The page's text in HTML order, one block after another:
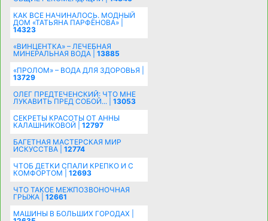
КАК ВСЕ НАЧИНАЛОСЬ. МОДНЫЙ
ДОМ «ТАТЬЯНА ПАРФЁНОВА» |
14323
«ВИНЦЕНТКА» – ЛЕЧЕБНАЯ
МИНЕРАЛЬНАЯ ВОДА | 13885
«ПРОЛОМ» – ВОДА ДЛЯ ЗДОРОВЬЯ |
13729
ОЛЕГ ПРЕДТЕЧЕНСКИЙ: ЧТО МНЕ
ЛУКАВИТЬ ПРЕД СОБОЙ... | 13053
СЕКРЕТЫ КРАСОТЫ ОТ АННЫ
КАЛАШНИКОВОЙ | 12797
БАГЕТНАЯ МАСТЕРСКАЯ МИР
ИСКУССТВА | 12774
ЧТОБ ДЕТКИ СПАЛИ КРЕПКО И С
КОМФОРТОМ | 12693
ЧТО ТАКОЕ МЕЖПОЗВОНОЧНАЯ
ГРЫЖА | 12661
МАШИНЫ В БОЛЬШИХ ГОРОДАХ |